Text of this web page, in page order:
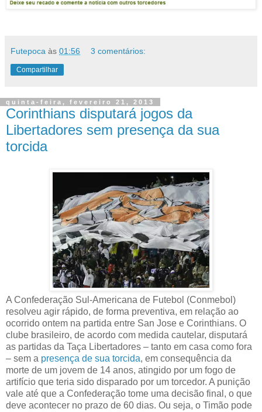
Futepoca às 01:56 3 comentários:
Compartilhar
quinta-feira, fevereiro 21, 2013
Corinthians disputará jogos da
Libertadores sem presença da sua
torcida
A Confederação Sul-Americana de Futebol (Conmebol)
resolveu agir rápido, de forma preventiva, em relação ao
ocorrido ontem na partida entre San Jose e Corinthians. O
clube brasileiro, de acordo com medida cautelar, disputará
as partidas da Taça Libertadores – tanto em casa como fora
– sem a presença de sua torcida, em consequência da
morte de um jovem de 14 anos, atingido por um fogo de
artifício que teria sido disparado por um torcedor. A punição
vale até que a Confederação tome uma decisão final, o que
deve acontecer no prazo de 60 dias. Ou seja, o Timão pode